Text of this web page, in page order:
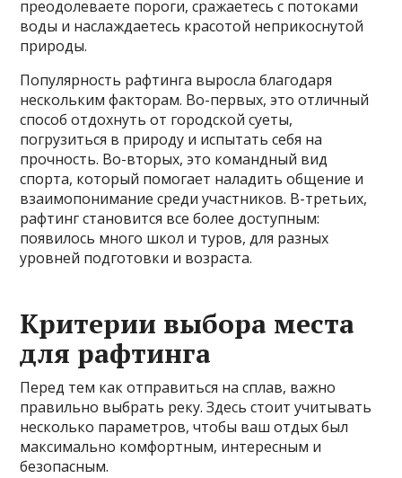
преодолеваете пороги, сражаетесь с потоками
воды и наслаждаетесь красотой неприкоснутой
природы.
Популярность рафтинга выросла благодаря
нескольким факторам. Во-первых, это отличный
способ отдохнуть от городской суеты,
погрузиться в природу и испытать себя на
прочность. Во-вторых, это командный вид
спорта, который помогает наладить общение и
взаимопонимание среди участников. В-третьих,
рафтинг становится все более доступным:
появилось много школ и туров, для разных
уровней подготовки и возраста.
Критерии выбора места
для рафтинга
Перед тем как отправиться на сплав, важно
правильно выбрать реку. Здесь стоит учитывать
несколько параметров, чтобы ваш отдых был
максимально комфортным, интересным и
безопасным.